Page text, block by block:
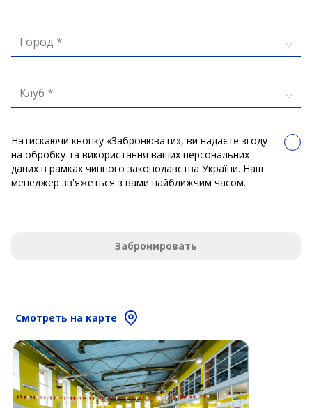
Город *
Клуб *
Натискаючи кнопку «Забронювати», ви надаєте згоду
на обробку та використання ваших персональних
даних в рамках чинного законодавства України. Наш
менеджер зв'яжеться з вами найближчим часом.
Забронировать
Смотреть на карте